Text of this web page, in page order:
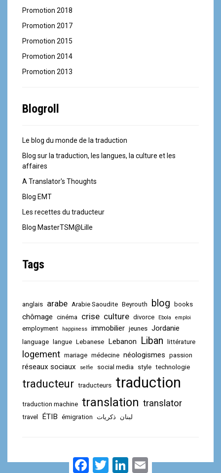
Promotion 2018
Promotion 2017
Promotion 2015
Promotion 2014
Promotion 2013
Blogroll
Le blog du monde de la traduction
Blog sur la traduction, les langues, la culture et les
affaires
A Translator's Thoughts
Blog EMT
Les recettes du traducteur
Blog MasterTSM@Lille
Tags
anglais arabe Arabie Saoudite Beyrouth blog books
chômage cinéma crise culture divorce Ebola emploi
employment happiness immobilier jeunes Jordanie
language langue Lebanese Lebanon Liban littérature
logement mariage médecine néologismes passion
réseaux sociaux selfie social media style technologie
traducteur traducteurs traduction
traduction machine translation translator
travel ÉTIB émigration ذكريات لبنان
T